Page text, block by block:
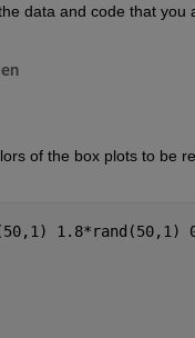
data and code that you
of the box plots to be